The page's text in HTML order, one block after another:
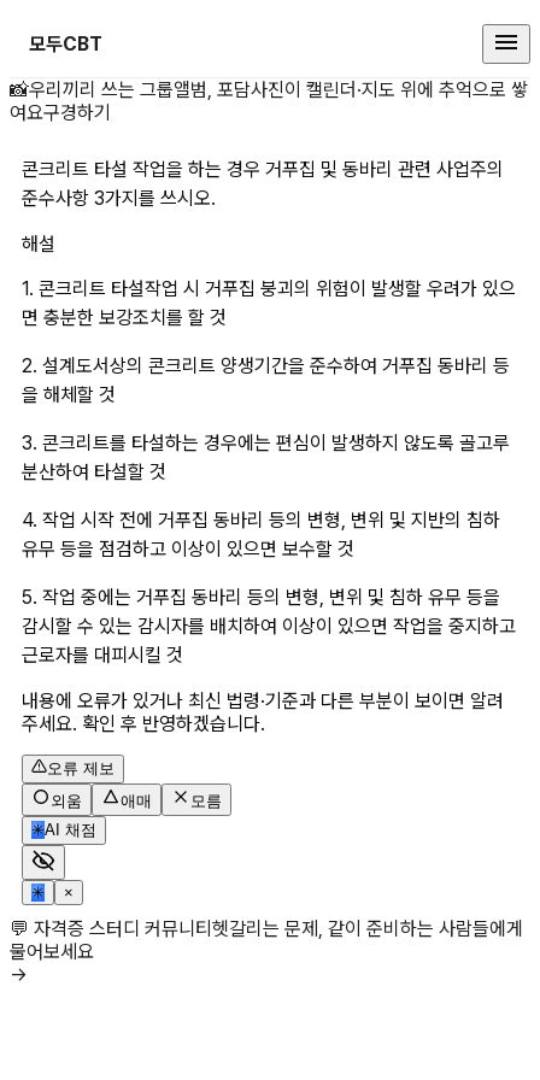
모두CBT
콘크리트 타설 작업을 하는 경우
📸우리끼리 쓰는 그룹앨범, 포담사진이 캘린더·지도 위에 추억으로 쌓
여요구경하기
콘크리트 타설 작업을 하는 경우 거푸집 및 동바리 관련 사업주의
준수사항 3가지를 쓰시오.
해설
1. 콘크리트 타설작업 시 거푸집 붕괴의 위험이 발생할 우려가 있으
면 충분한 보강조치를 할 것
2. 설계도서상의 콘크리트 양생기간을 준수하여 거푸집 동바리 등
을 해체할 것
3. 콘크리트를 타설하는 경우에는 편심이 발생하지 않도록 골고루
분산하여 타설할 것
4. 작업 시작 전에 거푸집 동바리 등의 변형, 변위 및 지반의 침하
유무 등을 점검하고 이상이 있으면 보수할 것
5. 작업 중에는 거푸집 동바리 등의 변형, 변위 및 침하 유무 등을
감시할 수 있는 감시자를 배치하여 이상이 있으면 작업을 중지하고
근로자를 대피시킬 것
내용에 오류가 있거나 최신 법령·기준과 다른 부분이 보이면 알려
주세요. 확인 후 반영하겠습니다.
오류 제보
외움
애매
모름
✳AI 채점
✳ ×
💬 자격증 스터디 커뮤니티헷갈리는 문제, 같이 준비하는 사람들에게
물어보세요
→